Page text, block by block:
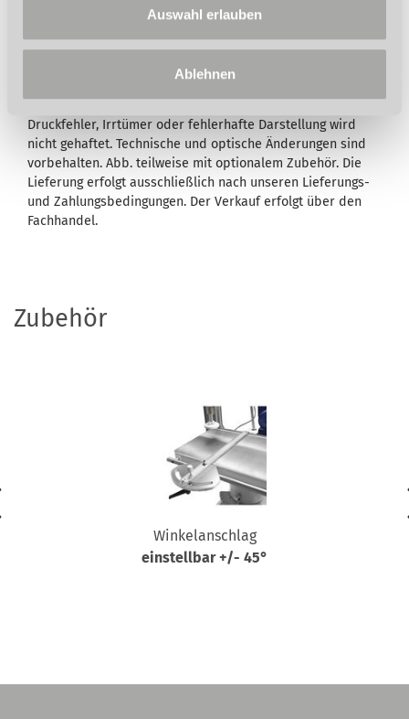
Auswahl erlauben
Ablehnen
Wird in der Artikelbeschreibung und/oder in der
ausgewiesen, bleiben Ihre gesetzlichen
Mangelhaftungsrechte Ihrem Verkäufer gegenüber hiervon
Druckfehler, Irrtümer oder fehlerhafte Darstellung wird
nicht gehaftet. Technische und optische Änderungen sind
vorbehalten. Abb. teilweise mit optionalem Zubehör. Die
Lieferung erfolgt ausschließlich nach unseren Lieferungs-
und Zahlungsbedingungen. Der Verkauf erfolgt über den
Fachhandel.
Zubehör
Winkelanschlag
einstellbar +/- 45°